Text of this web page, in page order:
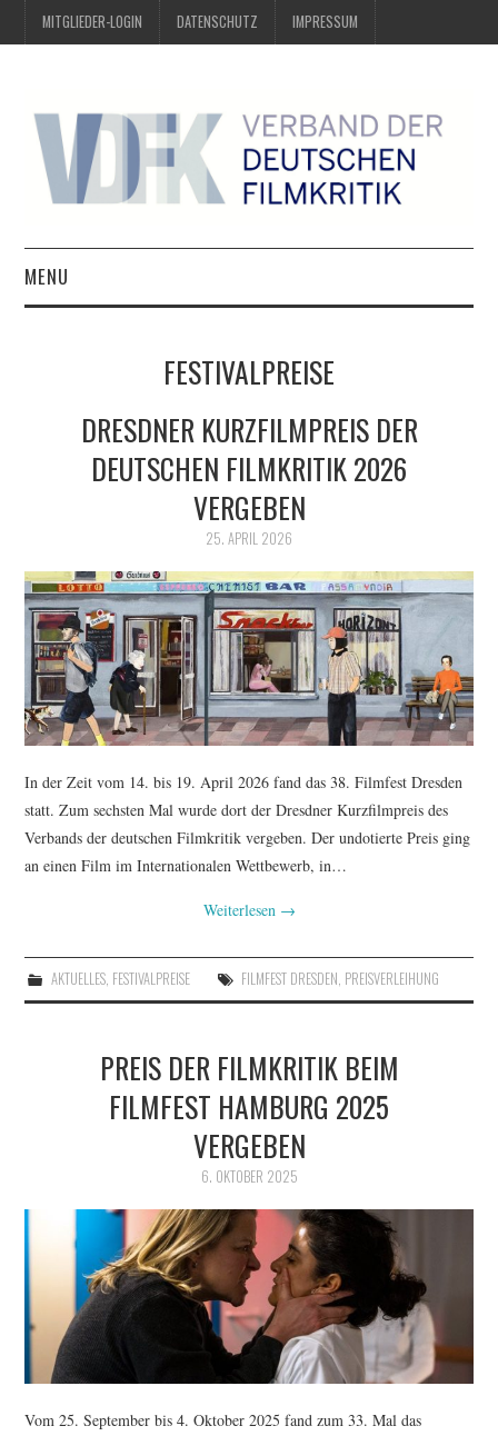
MITGLIEDER-LOGIN DATENSCHUTZ IMPRESSUM
MENU
PREIS DER DEUTSCHEN
FILMKRITIK
WOCHE DER KRITIK
FESTIVALPREISE
DRESDNER KURZFILMPREIS DER
DEUTSCHEN FILMKRITIK 2026
VERGEBEN
25. APRIL 2026
In der Zeit vom 14. bis 19. April 2026 fand das 38. Filmfest Dresden
statt. Zum sechsten Mal wurde dort der Dresdner Kurzfilmpreis des
Verbands der deutschen Filmkritik vergeben. Der undotierte Preis ging
an einen Film im Internationalen Wettbewerb, in…
Weiterlesen →
AKTUELLES, FESTIVALPREISE FILMFEST DRESDEN, PREISVERLEIHUNG
PREIS DER FILMKRITIK BEIM
FILMFEST HAMBURG 2025
VERGEBEN
6. OKTOBER 2025
Vom 25. September bis 4. Oktober 2025 fand zum 33. Mal das